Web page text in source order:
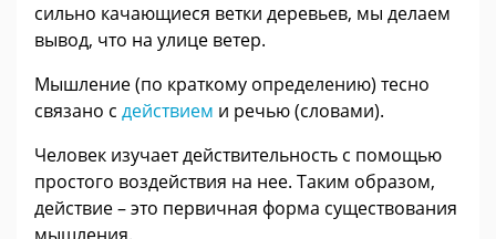
сильно качающиеся ветки деревьев, мы делаем
вывод, что на улице ветер.
Мышление (по краткому определению) тесно
связано с действием и речью (словами).
Человек изучает действительность с помощью
простого воздействия на нее. Таким образом,
действие – это первичная форма существования